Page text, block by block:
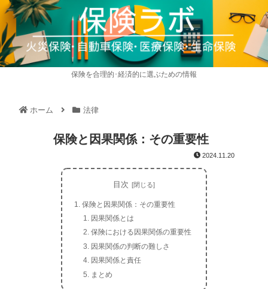
保険を合理的･経済的に選ぶための情報
ホーム 法律
保険と因果関係：その重要性
2024.11.20
目次
保険と因果関係：その重要性
因果関係とは
保険における因果関係の重要性
因果関係の判断の難しさ
因果関係と責任
まとめ